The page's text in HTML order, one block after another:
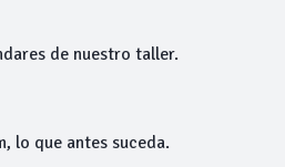
de nuestro taller.
lo que antes suceda.